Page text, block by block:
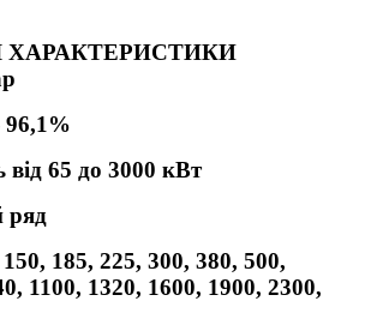
ХАРАКТЕРИСТИКИ
від 65 до 3000 кВт
ряд
185, 225, 300, 380, 500,
1100, 1320, 1600, 1900, 2300,